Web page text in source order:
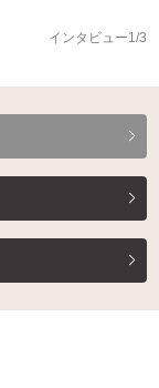
インタビュー1/3